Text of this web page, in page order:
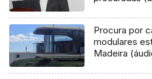
Procura por
modulares
Madeira